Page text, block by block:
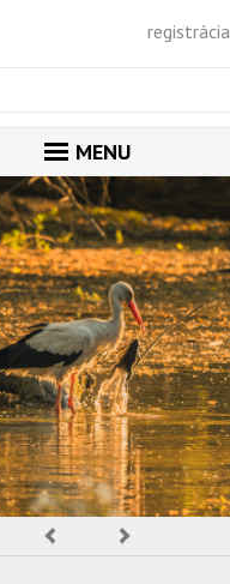
registrácia
MENU
ÚVOD
MAGAZÍN
GALÉRIA
ODPORÚČANÉ
NAJNOVŠIE
POPULÁRNE
POPULÁRNE DNES
OBĽUBENÉ
OBĽUBENÍ AUTORI